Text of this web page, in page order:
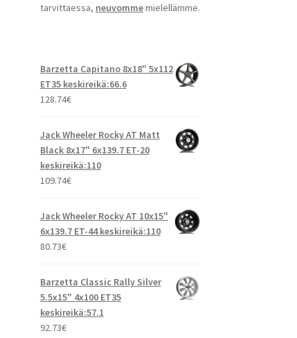
tarvittaessa, neuvommemielellämme.
Barzetta Capitano 8x18" 5x112
ET35 keskireikä:66.6
128.74€
Jack Wheeler Rocky AT Matt
Black 8x17" 6x139.7 ET-20
keskireikä:110
109.74€
Jack Wheeler Rocky AT 10x15"
6x139.7 ET-44 keskireikä:110
80.73€
Barzetta Classic Rally Silver
5.5x15" 4x100 ET35
keskireikä:57.1
92.73€